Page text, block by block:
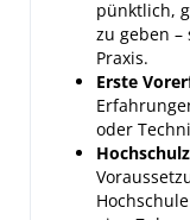
pünktlich,
zu geben
Praxis.
Erste
oder